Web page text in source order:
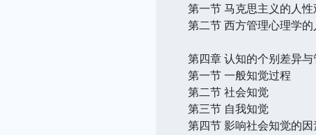
第一节 马克思主义的人性
第二节 西方管理心理学
第四章 认知的个别差异与
第一节 一般知觉过程
第二节 社会知觉
第三节 自我知觉
第四节 影响社会知觉的